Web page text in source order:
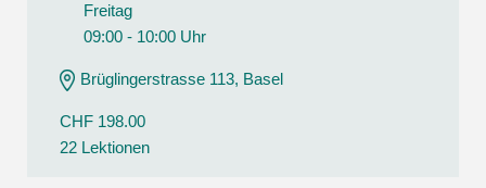
Freitag
09:00 - 10:00 Uhr
Brüglingerstrasse 113, Basel
CHF 198.00
22 Lektionen